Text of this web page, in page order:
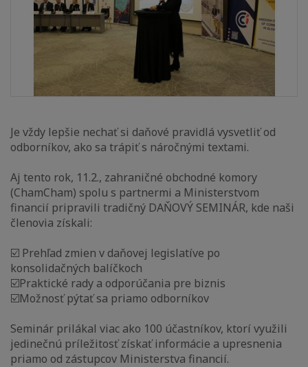
Je vždy lepšie nechať si daňové pravidlá vysvetliť od
odborníkov, ako sa trápiť s náročnými textami.
Aj tento rok, 11.2., zahraničné obchodné komory
(ChamCham) spolu s partnermi a Ministerstvom
financií pripravili tradičný DAŇOVÝ SEMINÁR, kde naši
členovia získali:
☑️ Prehľad zmien v daňovej legislatíve po
konsolidačných balíčkoch
☑️Praktické rady a odporúčania pre biznis
☑️Možnosť pýtať sa priamo odborníkov
Seminár prilákal viac ako 100 účastníkov, ktorí využili
jedinečnú príležitosť získať informácie a upresnenia
priamo od zástupcov Ministerstva financií.